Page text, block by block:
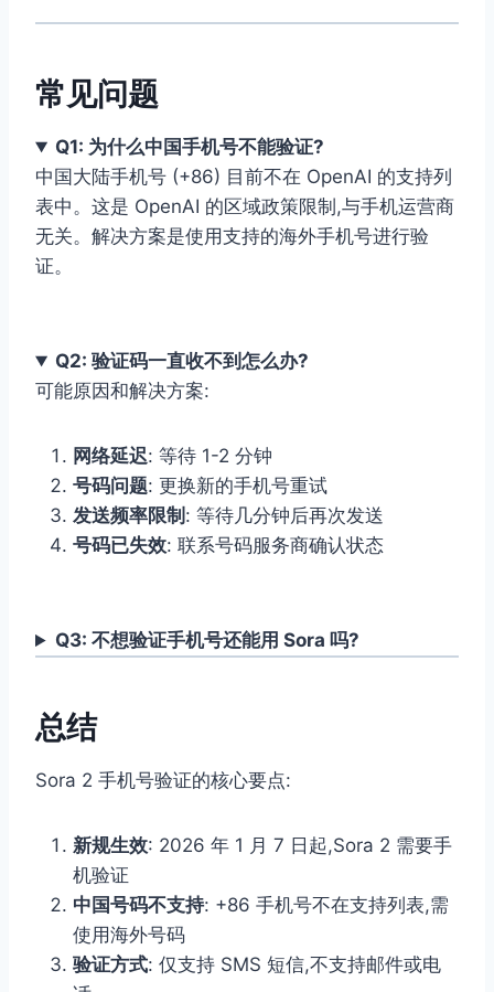
常见问题
Q1: 为什么中国手机号不能验证?
中国大陆手机号 (+86) 目前不在 OpenAI 的支持列
表中。这是 OpenAI 的区域政策限制,与手机运营商
无关。解决方案是使用支持的海外手机号进行验
证。
Q2: 验证码一直收不到怎么办?
可能原因和解决方案:
网络延迟: 等待 1-2 分钟
号码问题: 更换新的手机号重试
发送频率限制 : 等待几分钟后再次发送
号码已失效: 联系号码服务商确认状态
Q3: 不想验证手机号还能用 Sora 吗?
总结
Sora 2 手机号验证的核心要点:
新规生效: 2026 年 1 月 7 日起,Sora 2 需要手
机验证
中国号码不支持: +86 手机号不在支持列表,需
使用海外号码
验证方式: 仅支持 SMS 短信,不支持邮件或电